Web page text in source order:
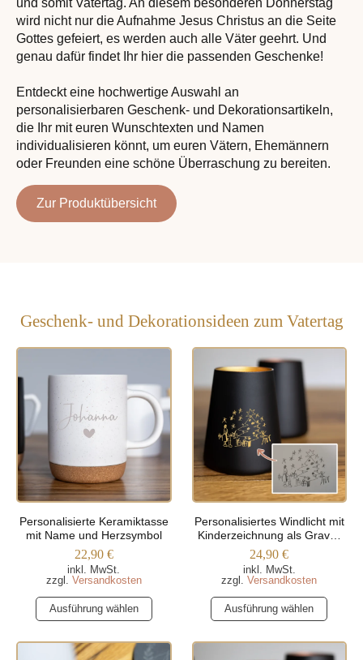
und somit Vatertag. An diesem besonderen Donnerstag
wird nicht nur die Aufnahme Jesus Christus an die Seite
Gottes gefeiert, es werden auch alle Väter geehrt. Und
genau dafür findet Ihr hier die passenden Geschenke!
Entdeckt eine hochwertige Auswahl an
personalisierbaren Geschenk- und Dekorationsartikeln,
die Ihr mit euren Wunschtexten und Namen
individualisieren könnt, um euren Vätern, Ehemännern
oder Freunden eine schöne Überraschung zu bereiten.
Zur Produktübersicht
Geschenk- und Dekorationsideen zum Vatertag
Personalisierte Keramiktasse
mit Name und Herzsymbol
22,90 €
inkl. MwSt.
zzgl. Versandkosten
Ausführung wählen
Dieses
Produkt
weist
Personalisiertes Windlicht mit
Kinderzeichnung als Gravur
(Trapezform)
24,90€
inkl. MwSt.
zzgl.Versandkosten
Ausführung wählen
Dieses
Produkt
weist